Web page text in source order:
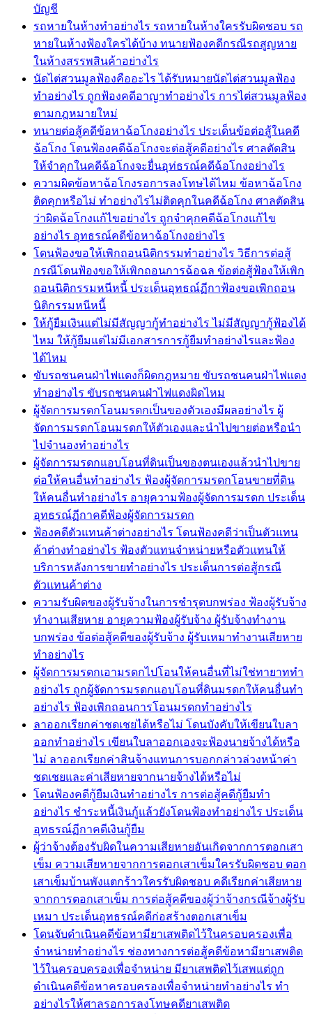
บัญชี
รถหายในห้างทำอย่างไร รถหายในห้างใครรับผิดชอบ รถ
หายในห้างฟ้องใครได้บ้าง ทนายฟ้องคดีกรณีรถสูญหาย
ในห้างสรรพสินค้าอย่างไร
นัดไต่สวนมูลฟ้องคืออะไร ได้รับหมายนัดไต่สวนมูลฟ้อง
ทำอย่างไร ถูกฟ้องคดีอาญาทำอย่างไร การไต่สวนมูลฟ้อง
ตามกฎหมายใหม่
ทนายต่อสู้คดีข้อหาฉ้อโกงอย่างไร ประเด็นข้อต่อสู้ในคดี
ฉ้อโกง โดนฟ้องคดีฉ้อโกงจะต่อสู้คดีอย่างไร ศาลตัดสิน
ให้จำคุกในคดีฉ้อโกงจะยื่นอุท่ธรณ์คดีฉ้อโกงอย่างไร
ความผิดข้อหาฉ้อโกงรอการลงโทษได้ไหม ข้อหาฉ้อโกง
ติดคุกหรือไม่ ทำอย่างไรไม่ติดคุกในคดีฉ้อโกง ศาลตัดสิน
ว่าผิดฉ้อโกงแก้ไขอย่างไร ถูกจำคุกคดีฉ้อโกงแก้ไข
อย่างไร อุทธรณ์คดีข้อหาฉ้อโกงอย่างไร
โดนฟ้องขอให้เพิกถอนนิติกรรมทำอย่างไร วิธีการต่อสู้
กรณีโดนฟ้องขอให้เพิกถอนการฉ้อฉล ข้อต่อสู้ฟ้องให้เพิก
ถอนนิติกรรมหนีหนี้ ประเด็นอุทธณ์ฏีกาฟ้องขอเพิกถอน
นิติกรรมหนีหนี้
ให้กู้ยืมเงินแต่ไม่มีสัญญากู้ทำอย่างไร ไม่มีสัญญากู้ฟ้องได้
ไหม ให้กู้ยืมแต่ไม่มีเอกสารการกู้ยืมทำอย่างไรและฟ้อง
ได้ไหม
ขับรถชนคนฝ่าไฟแดงก็ผิดกฎหมาย ขับรถชนคนฝ่าไฟแดง
ทำอย่างไร ขับรถชนคนฝ่าไฟแดงผิดไหม
ผู้จัดการมรดกโอนมรดกเป็นของตัวเองมีผลอย่างไร ผู้
จัดการมรดกโอนมรดกให้ตัวเองและนำไปขายต่อหรือนำ
ไปจำนองทำอย่างไร
ผู้จัดการมรดกแอบโอนที่ดินเป็นของตนเองแล้วนำไปขาย
ต่อให้คนอื่นทำอย่างไร ฟ้องผู้จัดการมรดกโอนขายที่ดิน
ให้คนอื่นทำอย่างไร อายุความฟ้องผู้จัดการมรดก ประเด็น
อุทธรณ์ฏีกาคดีฟ้องผู้จัดการมรดก
ฟ้องคดีตัวแทนค้าต่างอย่างไร โดนฟ้องคดีว่าเป็นตัวแทน
ค้าต่างทำอย่างไร ฟ้องตัวแทนจำหน่ายหรือตัวแทนให้
บริการหลังการขายทำอย่างไร ประเด็นการต่อสู้กรณี
ตัวแทนค้าต่าง
ความรับผิดของผู้รับจ้างในการชำรุดบกพร่อง ฟ้องผู้รับจ้าง
ทำงานเสียหาย อายุความฟ้องผู้รับจ้าง ผู้รับจ้างทำงาน
บกพร่อง ข้อต่อสู้คดีของผู้รับจ้าง ผู้รับเหมาทำงานเสียหาย
ทำอย่างไร
ผู้จัดการมรดกเอามรดกไปโอนให้คนอื่นที่ไม่ใช่ทายาททำ
อย่างไร ถูกผู้จัดการมรดกแอบโอนที่ดินมรดกให้คนอื่นทำ
อย่างไร ฟ้องเพิกถอนการโอนมรดกทำอย่างไร
ลาออกเรียกค่าชดเชยได้หรือไม่ โดนบังคับให้เขียนใบลา
ออกทำอย่างไร เขียนใบลาออกเองจะฟ้องนายจ้างได้หรือ
ไม่ ลาออกเรียกค่าสินจ้างแทนการบอกกล่าวล่วงหน้าค่า
ชดเชยและค่าเสียหายจากนายจ้างได้หรือไม่
โดนฟ้องคดีกู้ยืมเงินทำอย่างไร การต่อสู้คดีกู้ยืมทำ
อย่างไร ชำระหนี้เงินกู้แล้วยังโดนฟ้องทำอย่างไร ประเด็น
อุทธรณ์ฏีกาคดีเงินกู้ยืม
ผู้ว่าจ้างต้องรับผิดในความเสียหายอันเกิดจากการตอกเสา
เข็ม ความเสียหายจากการตอกเสาเข็มใครรับผิดชอบ ตอก
เสาเข็มบ้านพังแตกร้าวใครรับผิดชอบ คดีเรียกค่าเสียหาย
จากการตอกเสาเข็ม การต่อสู้คดีของผู้ว่าจ้างกรณีจ้างผู้รับ
เหมา ประเด็นอุทธรณ์คดีก่อสร้างตอกเสาเข็ม
โดนจับดำเนินคดีข้อหามียาเสพติดไว้ในครอบครองเพื่อ
จำหน่ายทำอย่างไร ช่องทางการต่อสู้คดีข้อหามียาเสพติด
ไว้ในครอบครองเพื่อจำหน่าย มียาเสพติดไว้เสพแต่ถูก
ดำเนินคดีข้อหาครอบครองเพื่อจำหน่ายทำอย่างไร ทำ
อย่างไรให้ศาลรอการลงโทษคดียาเสพติด